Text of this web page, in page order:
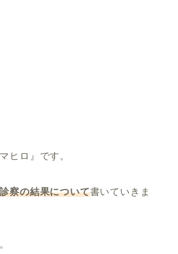
ヒロ』です。
察の結果について書いていきま